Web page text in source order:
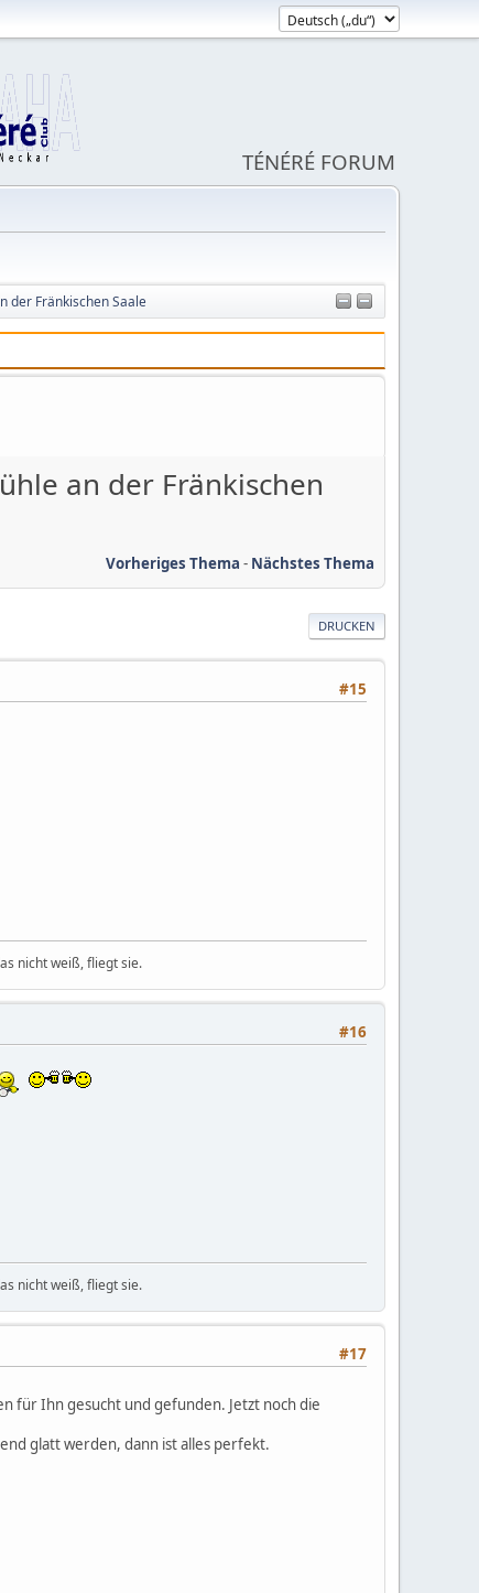
TÉNÉRÉ FORUM
der Fränkischen Saale
an der Fränkischen
Vorheriges Thema - Nächstes Thema
DRUCKEN
#15
nicht weiß, fliegt sie.
#16
nicht weiß, fliegt sie.
#17
für Ihn gesucht und gefunden. Jetzt noch die
glatt werden, dann ist alles perfekt.